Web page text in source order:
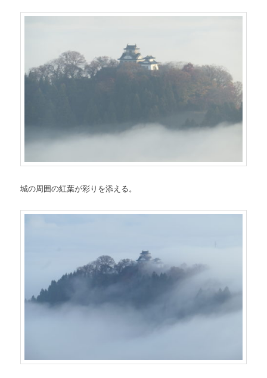
城の周囲の紅葉が彩りを添える。